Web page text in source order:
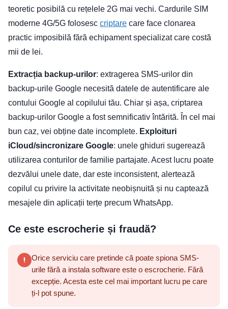
teoretic posibilă cu rețelele 2G mai vechi. Cardurile SIM
moderne 4G/5G folosesc criptare care face clonarea
practic imposibilă fără echipament specializat care costă
mii de lei.
Extracția backup-urilor: extragerea SMS-urilor din
backup-urile Google necesită datele de autentificare ale
contului Google al copilului tău. Chiar și așa, criptarea
backup-urilor Google a fost semnificativ întărită. În cel mai
bun caz, vei obține date incomplete. Exploituri
iCloud/sincronizare Google: unele ghiduri sugerează
utilizarea conturilor de familie partajate. Acest lucru poate
dezvălui unele date, dar este inconsistent, alertează
copilul cu privire la activitate neobișnuită și nu captează
mesajele din aplicații terțe precum WhatsApp.
Ce este escrocherie și fraudă?
Orice serviciu care pretinde că poate spiona SMS-
urile fără a instala software este o escrocherie. Fără
excepție. Acesta este cel mai important lucru pe care
ți-l pot spune.